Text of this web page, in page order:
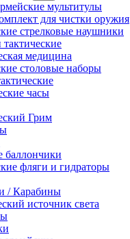
мультитулы
для чистки оружия
стрелковые наушники
медицина
столовые наборы
часы
Грим
баллончики
фляги и гидраторы
/ Карабины
источник света